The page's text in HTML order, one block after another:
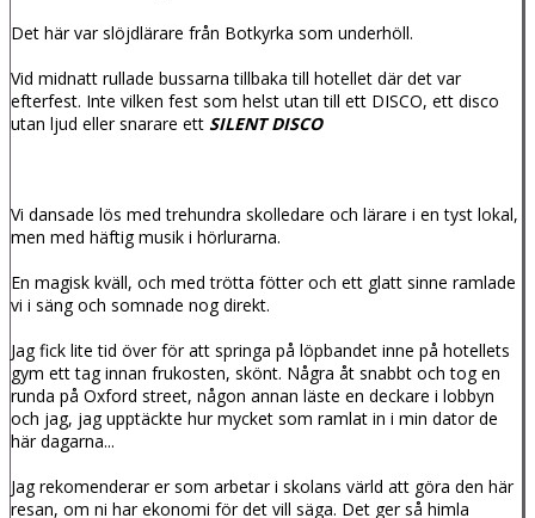
Det här var slöjdlärare från Botkyrka som underhöll.
Vid midnatt rullade bussarna tillbaka till hotellet där det var
efterfest. Inte vilken fest som helst utan till ett DISCO, ett disco
utan ljud eller snarare ett SILENT DISCO
Vi dansade lös med trehundra skolledare och lärare i en tyst lokal,
men med häftig musik i hörlurarna.
En magisk kväll, och med trötta fötter och ett glatt sinne ramlade
vi i säng och somnade nog direkt.
Jag fick lite tid över för att springa på löpbandet inne på hotellets
gym ett tag innan frukosten, skönt. Några åt snabbt och tog en
runda på Oxford street, någon annan läste en deckare i lobbyn
och jag, jag upptäckte hur mycket som ramlat in i min dator de
här dagarna...
Jag rekomenderar er som arbetar i skolans värld att göra den här
resan, om ni har ekonomi för det vill säga. Det ger så himla